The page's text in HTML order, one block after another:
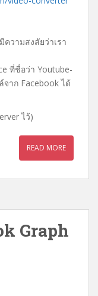
วามสงสัยว่าเรา
ที่ชื่อว่า Youtube-
าก Facebook ได้
ไว้)
READ MORE
Graph